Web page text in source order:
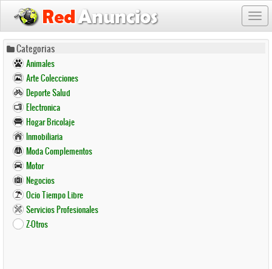
Pasar
contenido
principal
Categorias
Animales
Arte Colecciones
Deporte Salud
Electronica
Hogar Bricolaje
Inmobiliaria
Moda Complementos
Motor
Negocios
Ocio Tiempo Libre
Servicios Profesionales
Z-Otros